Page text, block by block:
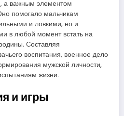
а важным элементом
помогало мальчикам
и ловкими, но и
в любой момент встать на
Составляя
воспитания, военное дело
мужской личности,
жизни.
и игры